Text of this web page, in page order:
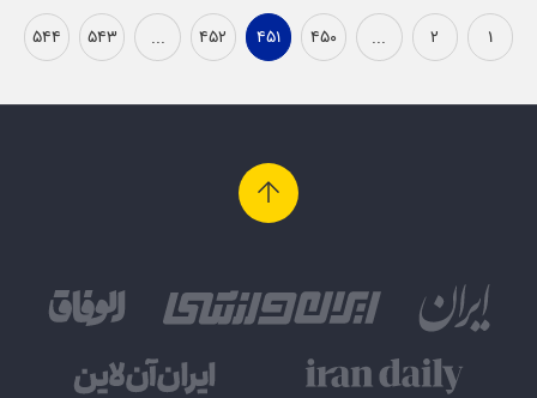
۱ ۲ ... ۴۵۰ ۴۵۱ ۴۵۲ ... ۵۴۳ ۵۴۴